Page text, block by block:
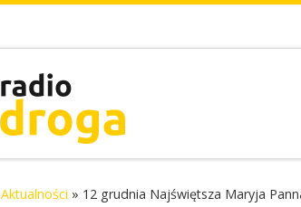
Aktualności » 12 grudnia Najświętsza Maryja